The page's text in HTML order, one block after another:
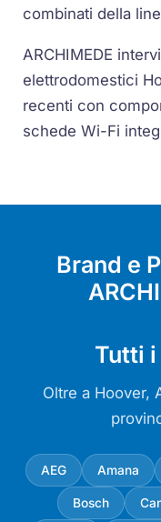
combinati della
ARCHIMEDE
elettrodomestici
recenti con
schede Wi-Fi
Brand e
Tutti
Oltre a Hoover,
AEG Amana
Bosch